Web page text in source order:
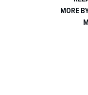
MORE